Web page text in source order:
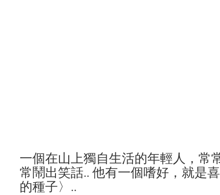
一個在山上獨自生活的年輕人，常
常鬧出笑話.. 他有一個嗜好，就是
的種子〉..